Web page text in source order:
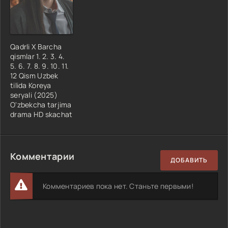
Qadrli X Barcha
qismlar 1. 2. 3. 4.
5. 6. 7. 8. 9. 10. 11.
12 Qism Uzbek
tilida Koreya
seryali (2025)
O'zbekcha tarjima
drama HD skachat
Комментарии ДОБАВИТЬ
Комментариев пока нет. Станьте первыми!